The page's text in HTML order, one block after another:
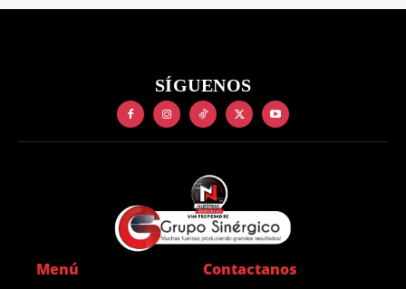
SÍGUENOS
Menú Contactanos